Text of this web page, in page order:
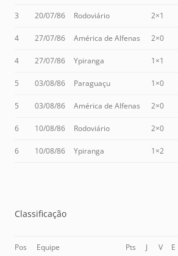
3 20/07/86 Rodoviário 2×1
4 27/07/86 América de Alfenas 2×0
4 27/07/86 Ypiranga 1×1
5 03/08/86 Paraguaçu 1×0
5 03/08/86 América de Alfenas 2×0
6 10/08/86 Rodoviário 2×0
6 10/08/86 Ypiranga 1×2
Classificação
Pos Equipe Pts J V E